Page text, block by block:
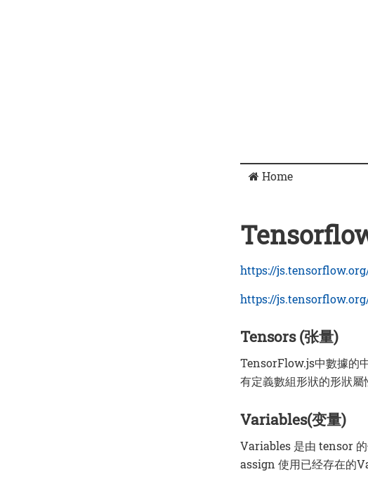
Home
https://
https://
Tensors (张量)
TensorFlow.js中數據的
有定義數組形狀的形狀屬
Variables(变量)
Variables 是由 tensor
assign 使用已经存在的